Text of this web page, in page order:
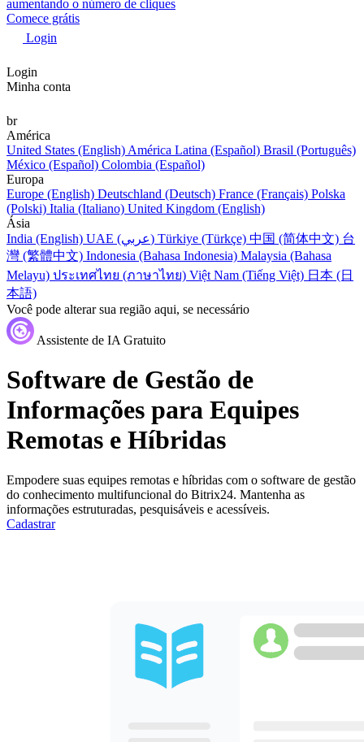
aumentando o número de cliques
Comece grátis
Login
Login
Minha conta
br
América
United States (English) América Latina (Español) Brasil (Português)
México (Español) Colombia (Español)
Europa
Europe (English) Deutschland (Deutsch) France (Français) Polska
(Polski) Italia (Italiano) United Kingdom (English)
Ásia
India (English)
UAE (عربي) Türkiye (Türkçe) 中国 (简体中文) 台
灣 (繁體中文) Indonesia (Bahasa Indonesia) Malaysia (Bahasa
Melayu) ประเทศไทย (ภาษาไทย) Việt Nam (Tiếng Việt) 日本 (日
本語)
Você pode alterar sua região aqui, se necessário
Assistente de IA Gratuito
Software de Gestão de
Informações para Equipes
Remotas e Híbridas
Empodere suas equipes remotas e híbridas com o software de gestão
do conhecimento multifuncional do Bitrix24. Mantenha as
informações estruturadas, pesquisáveis e acessíveis.
Cadastrar